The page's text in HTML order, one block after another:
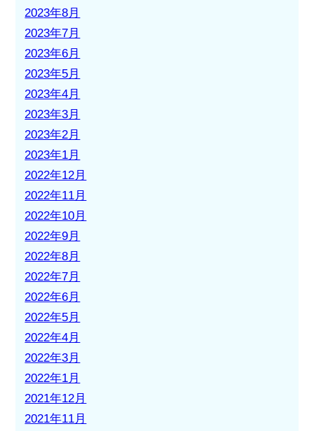
2023年8月
2023年7月
2023年6月
2023年5月
2023年4月
2023年3月
2023年2月
2023年1月
2022年12月
2022年11月
2022年10月
2022年9月
2022年8月
2022年7月
2022年6月
2022年5月
2022年4月
2022年3月
2022年1月
2021年12月
2021年11月